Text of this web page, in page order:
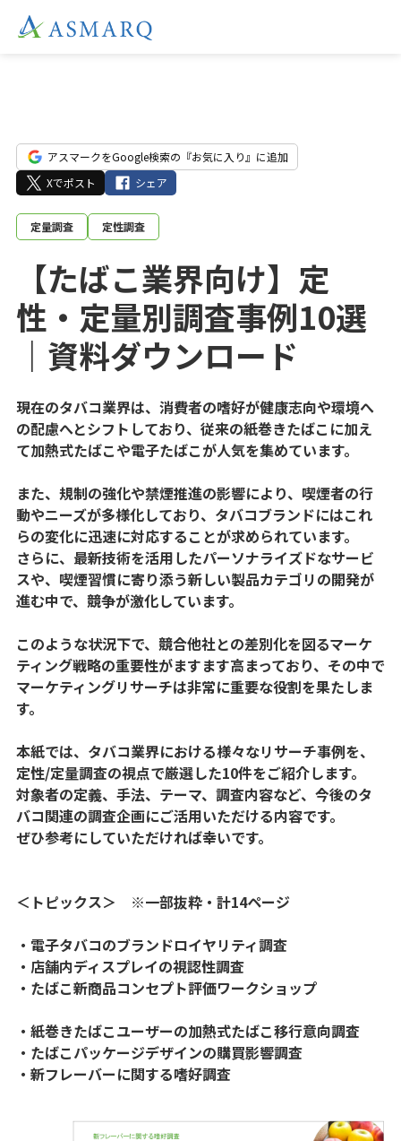
アスマークをGoogle検索の『お気に入り』に追加
Xでポスト
シェア
定量調査 定性調査
【たばこ業界向け】定
性・定量別調査事例10選
｜資料ダウンロード
現在のタバコ業界は、消費者の嗜好が健康志向や環境へ
の配慮へとシフトしており、従来の紙巻きたばこに加え
て加熱式たばこや電子たばこが人気を集めています。
また、規制の強化や禁煙推進の影響により、喫煙者の行
動やニーズが多様化しており、タバコブランドにはこれ
らの変化に迅速に対応することが求められています。
さらに、最新技術を活用したパーソナライズドなサービ
スや、喫煙習慣に寄り添う新しい製品カテゴリの開発が
進む中で、競争が激化しています。
このような状況下で、競合他社との差別化を図るマーケ
ティング戦略の重要性がますます高まっており、その中で
マーケティングリサーチは非常に重要な役割を果たしま
す。
本紙では、タバコ業界における様々なリサーチ事例を、
定性/定量調査の視点で厳選した10件をご紹介します。
対象者の定義、手法、テーマ、調査内容など、今後のタ
バコ関連の調査企画にご活用いただける内容です。
ぜひ参考にしていただければ幸いです。
＜トピックス＞ ※一部抜粋・計14ページ
・電子タバコのブランドロイヤリティ調査
・店舗内ディスプレイの視認性調査
・たばこ新商品コンセプト評価ワークショップ
・紙巻きたばこユーザーの加熱式たばこ移行意向調査
・たばこパッケージデザインの購買影響調査
・新フレーバーに関する嗜好調査